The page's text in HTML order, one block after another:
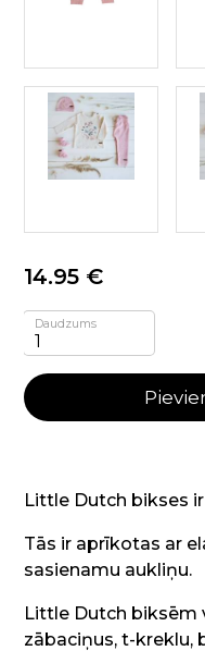
14.95 €
Daudzums
Little Dutch bikses
Tās ir aprīkotas ar
sasienamu aukliņu.
Little Dutch biksēm
zābaciņus, t-kreklu,